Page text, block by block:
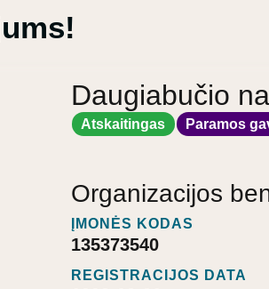
Daugiabučio
Atskaitingas Paramos
Organizacijos
ĮMONĖS KODAS
135373540
REGISTRACIJOS DATA